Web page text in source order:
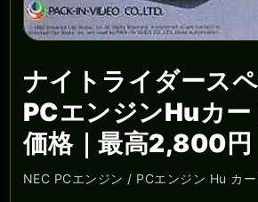
ナイトライダース
PCエンジンHuカー
価格｜最高2,800円
NEC PCエンジン / PCエンジン Hu カー